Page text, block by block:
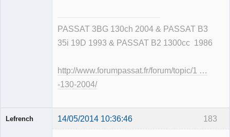
PASSAT 3BG 130ch 2004 & PASSAT B3
35i 19D 1993 & PASSAT B2 1300cc 1986
http://www.forumpassat.fr/forum/topic/1 …
-130-2004/
183
Lefrench 14/05/2014 10:36:46